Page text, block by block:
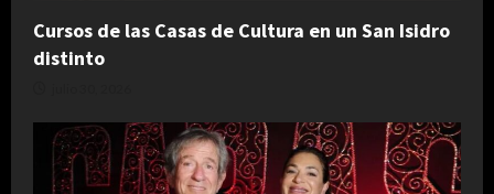
Cursos de las Casas de Cultura en un San Isidro
distinto